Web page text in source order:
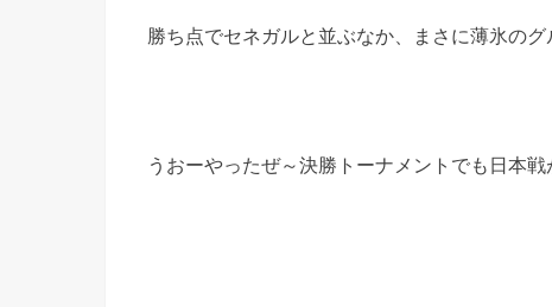
勝ち点でセネガルと並ぶなか、まさに薄氷のグ
うおーやったぜ～決勝トーナメントでも日本